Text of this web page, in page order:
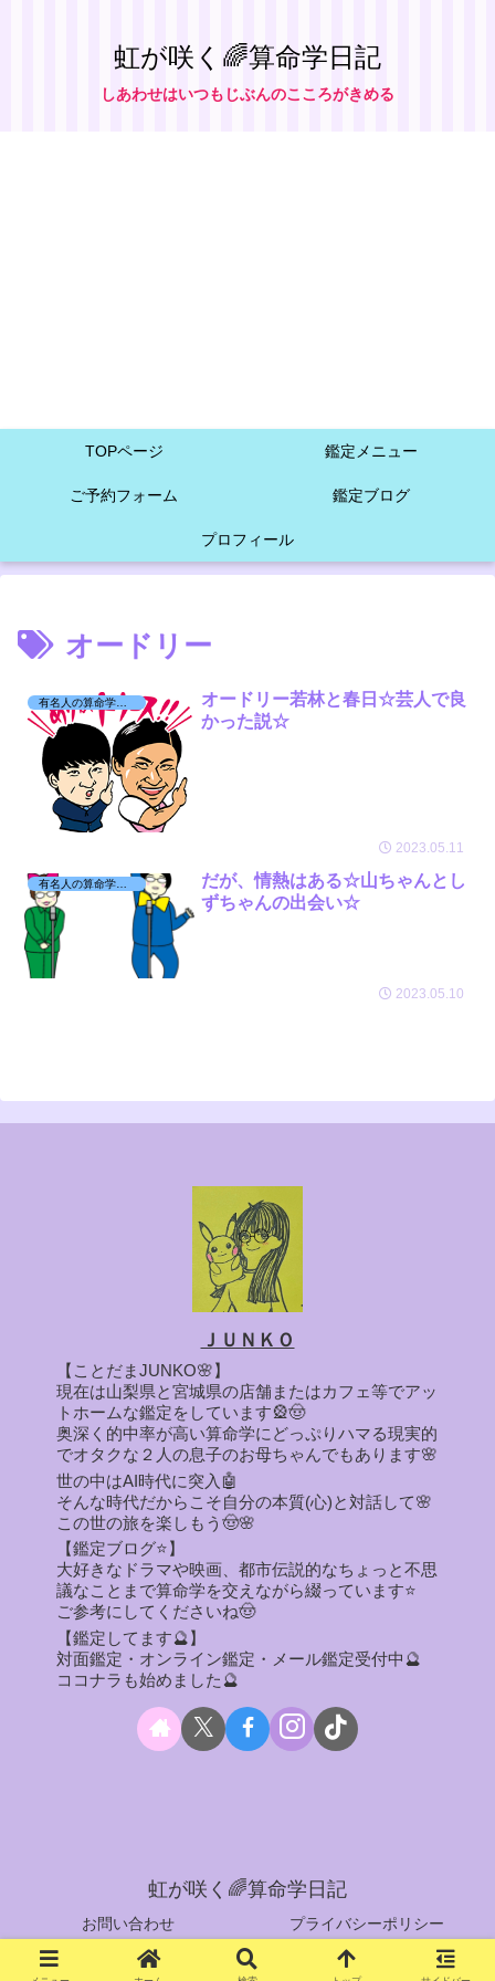
虹が咲く🌈算命学日記
しあわせはいつもじぶんのこころがきめる
TOPページ 鑑定メニュー
ご予約フォーム 鑑定ブログ
プロフィール
オードリー
有名人の算命学日記☆
オードリー若林と春日☆芸人で良
かった説☆
2023.05.11
有名人の算命学日記☆
だが、情熱はある☆山ちゃんとし
ずちゃんの出会い☆
2023.05.10
ＪＵＮＫＯ
【ことだまJUNKO🌸】
現在は山梨県と宮城県の店舗またはカフェ等でアッ
トホームな鑑定をしています🎡🤠
奥深く的中率が高い算命学にどっぷりハマる現実的
でオタクな２人の息子のお母ちゃんでもあります🌸
世の中はAI時代に突入🤖
そんな時代だからこそ自分の本質(心)と対話して🌸
この世の旅を楽しもう🤠🌸
【鑑定ブログ⭐】
大好きなドラマや映画、都市伝説的なちょっと不思
議なことまで算命学を交えながら綴っています⭐
ご参考にしてくださいね🤠
【鑑定してます🔮】
対面鑑定・オンライン鑑定・メール鑑定受付中🔮
ココナラも始めました🔮
虹が咲く🌈算命学日記
お問い合わせ プライバシーポリシー
© 2023 nijigasaku-sanmeigaku